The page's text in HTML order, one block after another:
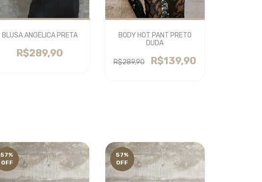
BLUSA ANGÉLICA PRETA
R$289,90
BODY HOT PANT PRETO
DUDA
R$289,90 R$139,90
57%
OFF
57%
OFF